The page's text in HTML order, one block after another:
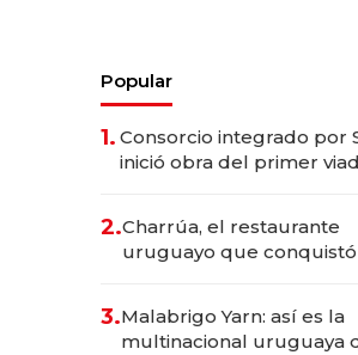
Popular
1. Consorcio integrado por
inició obra del primer
millones
2.Charrúa, el restaurante
uruguayo que conquistó
anticipación y prepara
3.Malabrigo Yarn: así es la
multinacional uruguaya